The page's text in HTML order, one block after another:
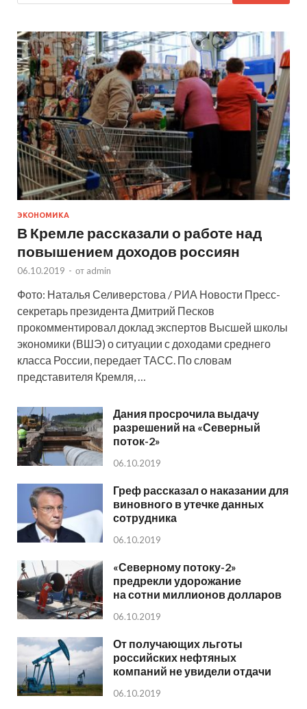
ЭКОНОМИКА
В Кремле рассказали о работе над
повышением доходов россиян
06.10.2019 - от admin
Фото: Наталья Селиверстова / РИА Новости Пресс-
секретарь президента Дмитрий Песков
прокомментировал доклад экспертов Высшей школы
экономики (ВШЭ) о ситуации с доходами среднего
класса России, передает ТАСС. По словам
представителя Кремля, …
Дания просрочила выдачу
разрешений на «Северный
поток-2»
06.10.2019
Греф рассказал о наказании для
виновного в утечке данных
сотрудника
06.10.2019
«Северному потоку-2»
предрекли удорожание
на сотни миллионов долларов
06.10.2019
От получающих льготы
российских нефтяных
компаний не увидели отдачи
06.10.2019